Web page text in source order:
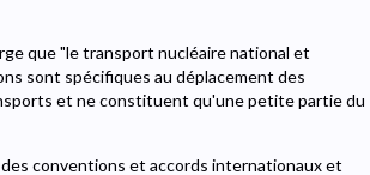
que "le transport nucléaire national et
sont spécifiques au déplacement des
et ne constituent qu'une petite partie du
conventions et accords internationaux et